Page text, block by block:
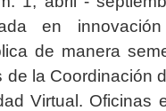
en
de manera
de la Coordinación
Virtual. Oficinas